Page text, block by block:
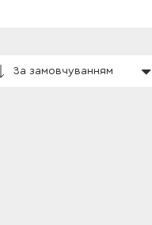
За замовчуванням